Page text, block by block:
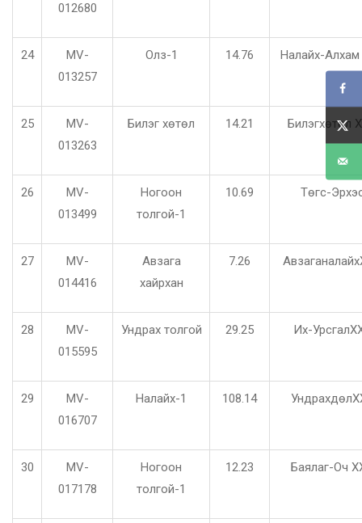
012680
24
MV-
013257
Олз-1 14.76 Налайх-
25
MV-
013263
Билэг хөтөл 14.21 Билэгхөтөл
26
MV-
013499
Ногоон
толгой-1
10.69 Төгс-
27
MV-
014416
Авзага
хайрхан
7.26
28
MV-
015595
Ундрах толгой 29.25 Их-
29
MV-
016707
Налайх-1 108.14
30
MV-
017178
Ногоон
толгой-1
12.23 Баялаг-Оч